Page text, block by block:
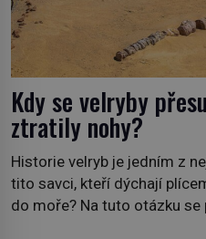
Kdy se velryby
ztratily nohy?
Historie velryb je jedním z
tito savci, kteří dýchají
do moře? Na tuto otázku